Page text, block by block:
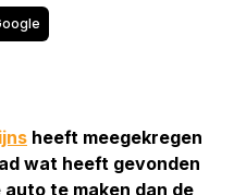
heeft meegekregen
wat heeft gevonden
te maken dan de